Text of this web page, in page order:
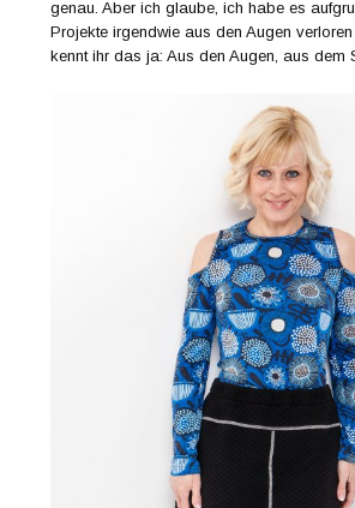
genau. Aber ich glaube, ich habe es
Projekte irgendwie aus den Augen
kennt ihr das ja: Aus den Augen, aus dem